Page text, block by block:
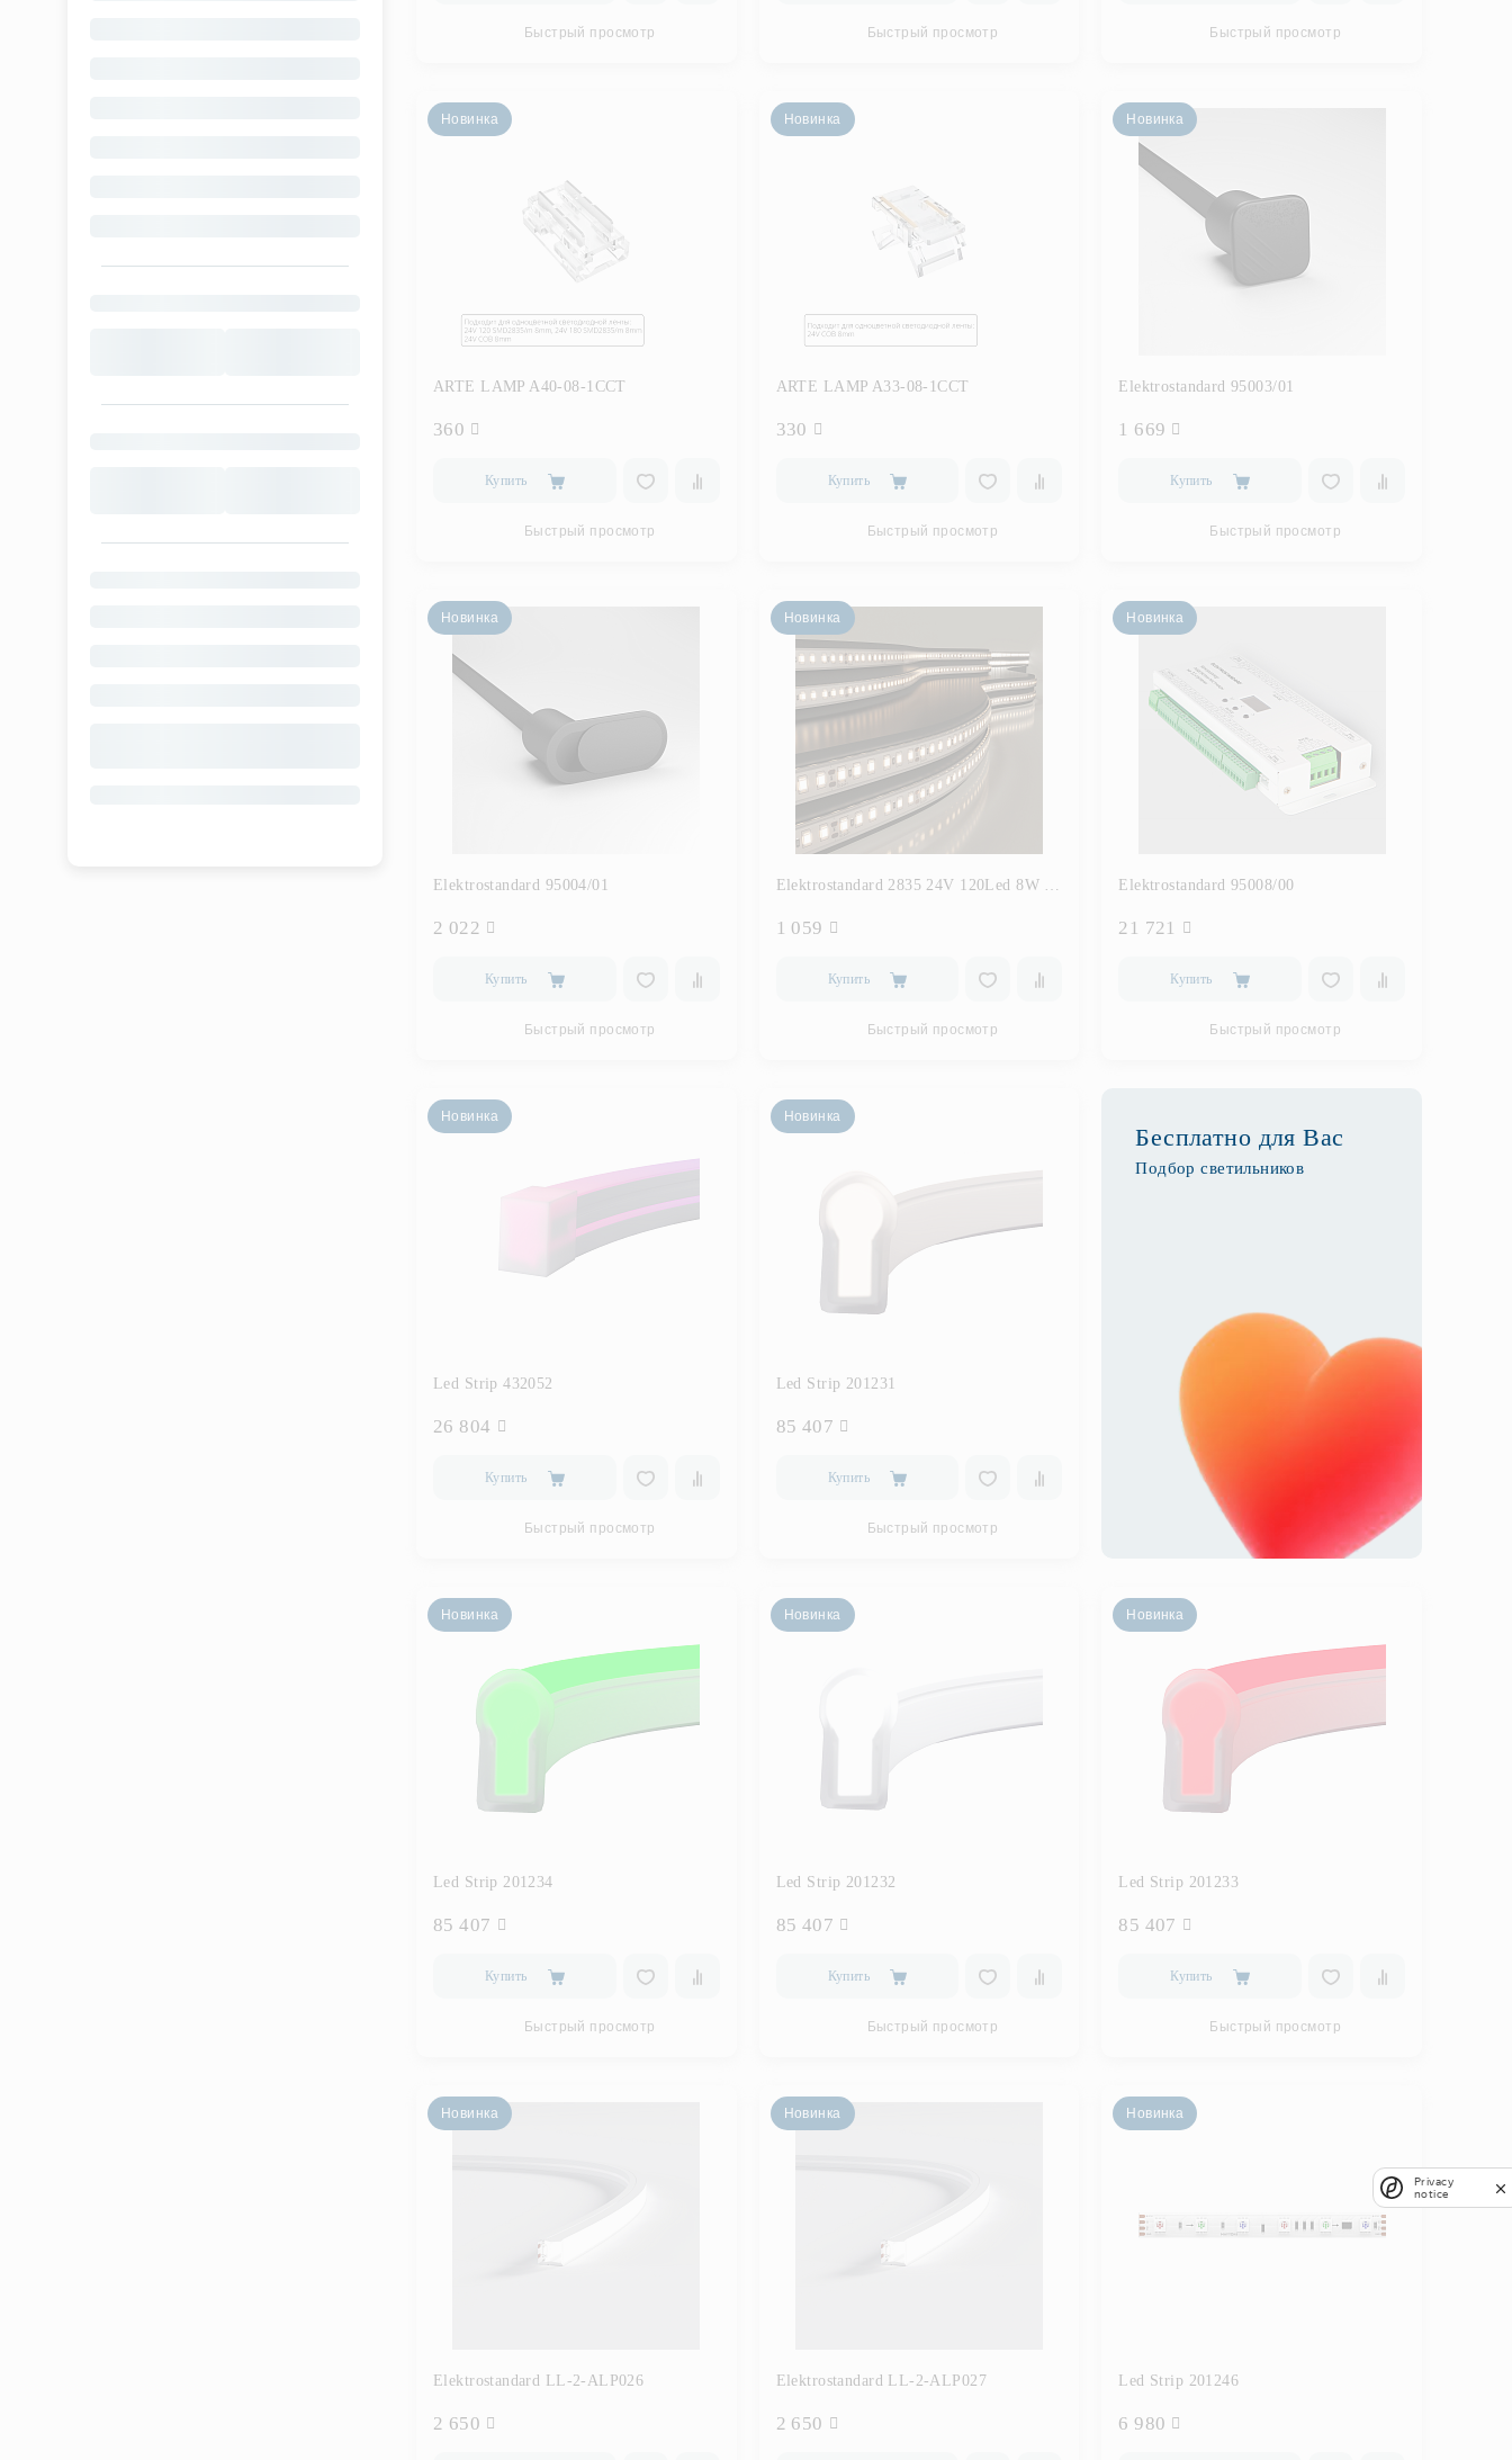
Быстрый просмотр Быстрый просмотр Быстрый просмотр
Новинка
ARTE LAMP A40-08-1CCT
360
Купить
Быстрый просмотр
Новинка
ARTE LAMP A33-08-1CCT
330
Купить
Быстрый просмотр
Новинка
Elektrostandard 95003/01
1 669
Купить
Быстрый просмотр
Новинка
Elektrostandard 95004/01
2 022
Купить
Быстрый просмотр
Новинка
Elektrostandard 2835 24V 120Led 8W IP68
1 059
Купить
Быстрый просмотр
Новинка
Elektrostandard 95008/00
21 721
Купить
Быстрый просмотр
Новинка
Led Strip 432052
26 804
Купить
Быстрый просмотр
Новинка
Led Strip 201231
85 407
Купить
Быстрый просмотр
Бесплатно для Вас
Подбор светильников
Новинка
Led Strip 201234
85 407
Купить
Быстрый просмотр
Новинка
Led Strip 201232
85 407
Купить
Быстрый просмотр
Новинка
Led Strip 201233
85 407
Купить
Быстрый просмотр
Новинка
Elektrostandard LL-2-ALP026
2 650
Новинка
Elektrostandard LL-2-ALP027
2 650
Новинка
Led Strip 201246
6 980
Privacy
notice